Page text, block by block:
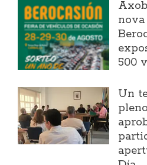
500
Un